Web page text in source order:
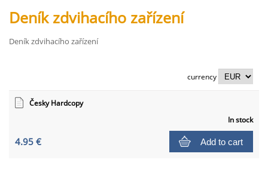
Deník zdvihacího zařízení
Deník zdvihacího zařízení
currency
Česky Hardcopy
In stock
4.95 € Add to cart